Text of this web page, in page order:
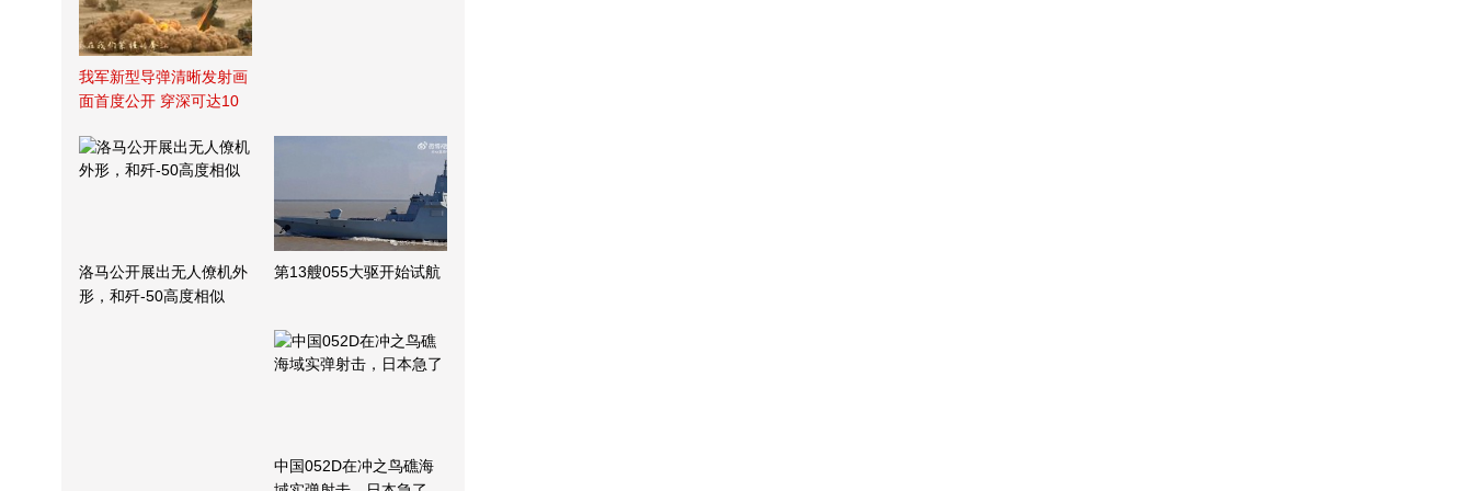
我军新型导弹清晰发射画
面首度公开 穿深可达10
洛马公开展出无人僚机外
形，和歼-50高度相似
第13艘055大驱开始试航
中国052D在冲之鸟礁海